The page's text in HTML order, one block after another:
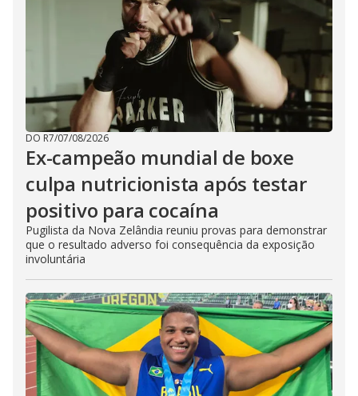
DO R7/07/08/2026
Ex-campeão mundial de boxe
culpa nutricionista após testar
positivo para cocaína
Pugilista da Nova Zelândia reuniu provas para demonstrar
que o resultado adverso foi consequência da exposição
involuntária